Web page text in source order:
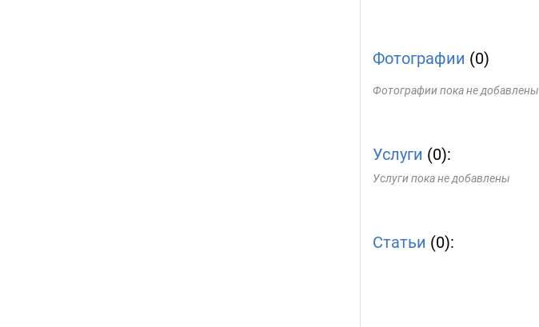
Фотографии (0)
Фотографии пока не добавлены
Услуги (0):
Услуги пока не добавлены
Статьи (0):